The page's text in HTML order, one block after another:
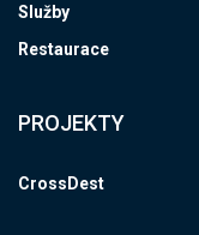
Služby
Restaurace
PROJEKTY
CrossDest